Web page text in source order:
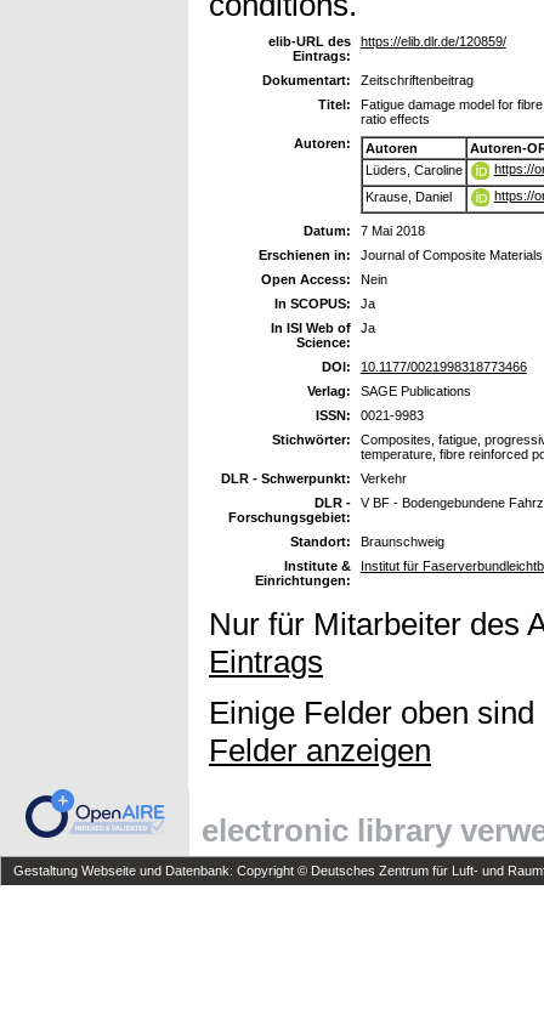
elib-URL des
Eintrags:
https://elib.dlr.de/120859/
Dokumentart:
Zeitschriftenbeitrag
Titel:
Fatigue damage model for
ratio effects
Autoren:
Autoren
Autoren-
Lüders, Caroline
https://
Krause, Daniel
https://
Datum:
7 Mai 2018
Erschienen in:
Journal of Composite Materials
Open Access:
Nein
In SCOPUS:
Ja
In ISI Web of
Science:
Ja
DOI:
10.1177/0021998318773466
Verlag:
SAGE Publications
ISSN:
0021-9983
Stichwörter:
Composites, fatigue,
temperature, fibre reinforced
DLR - Schwerpunkt:
Verkehr
DLR -
Forschungsgebiet:
V BF - Bodengebundene
Standort:
Braunschweig
Institute &
Einrichtungen:
Institut für
Nur für Mitarbeiter des
Eintrags
Einige Felder oben
Felder anzeigen
electronic library
Gestaltung Webseite und Datenbank: Copyright © Deutsches Zentrum für Luft- und